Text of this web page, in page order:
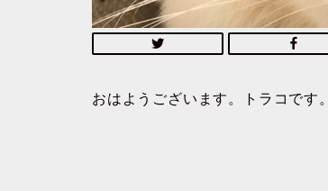
おはようございます。トラコです。